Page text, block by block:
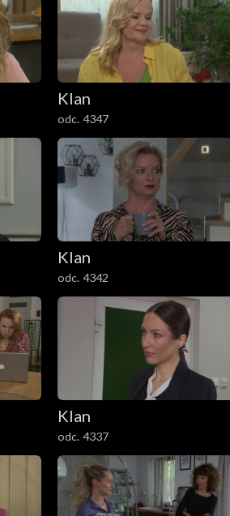
Klan
odc. 4347
Klan
odc. 4342
Klan
odc. 4337